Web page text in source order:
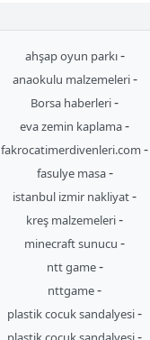
ahşap oyun parkı-
anaokulu malzemeleri-
Borsa haberleri-
eva zemin kaplama-
fakrocatimerdivenleri.com -
fasulye masa-
istanbul izmir nakliyat-
kreş malzemeleri-
minecraft sunucu -
ntt game-
nttgame-
plastik cocuk sandalyesi-